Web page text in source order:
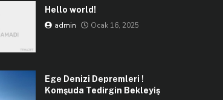
Hello world!
admin
Ocak 16, 2025
Ege Denizi Depremleri !
Komşuda Tedirgin Bekleyiş